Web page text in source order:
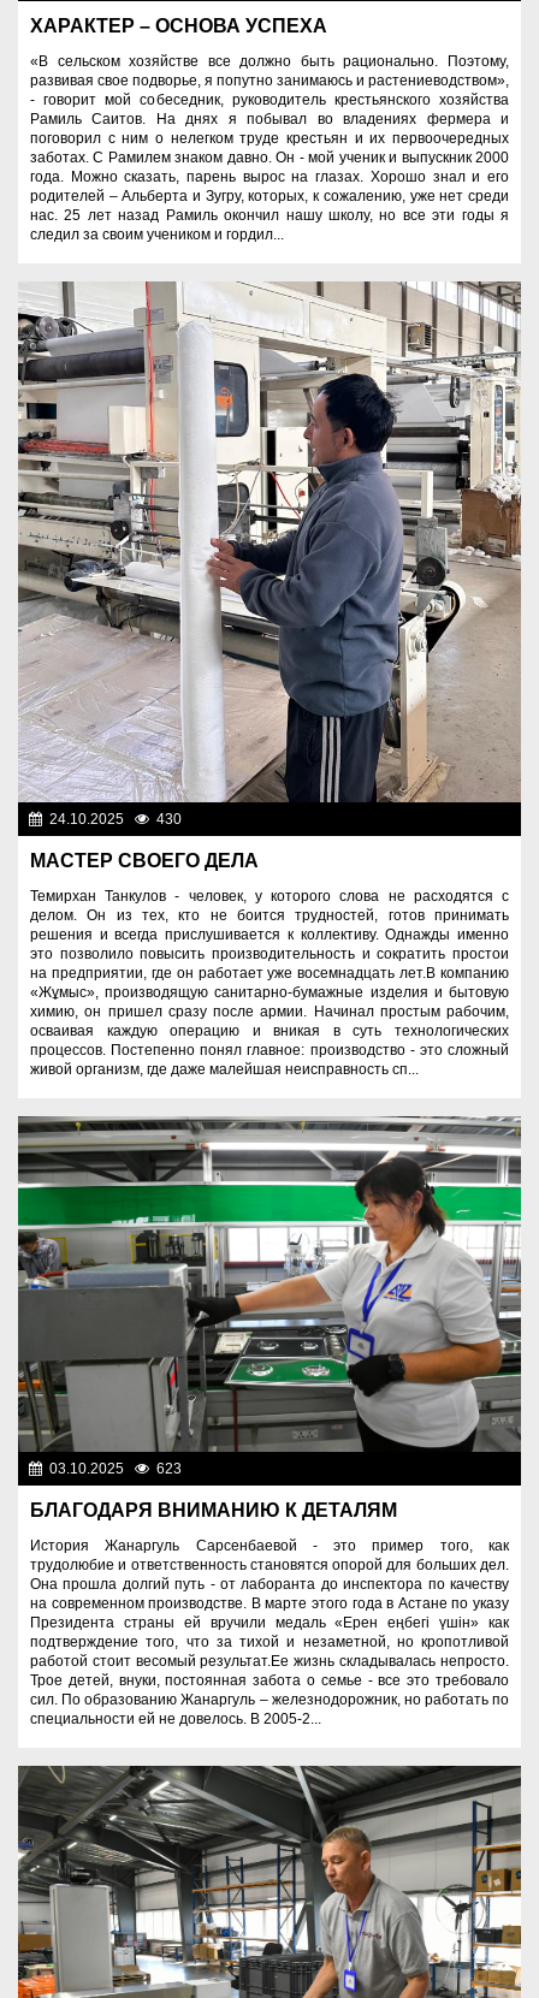
ХАРАКТЕР – ОСНОВА УСПЕХА
«В сельском хозяйстве все должно быть рационально. Поэтому,
развивая свое подворье, я попутно занимаюсь и растениеводством»,
- говорит мой собеседник, руководитель крестьянского хозяйства
Рамиль Саитов. На днях я побывал во владениях фермера и
поговорил с ним о нелегком труде крестьян и их первоочередных
заботах. С Рамилем знаком давно. Он - мой ученик и выпускник 2000
года. Можно сказать, парень вырос на глазах. Хорошо знал и его
родителей – Альберта и Зугру, которых, к сожалению, уже нет среди
нас. 25 лет назад Рамиль окончил нашу школу, но все эти годы я
следил за своим учеником и гордил...
24.10.2025 430
МАСТЕР СВОЕГО ДЕЛА
Темирхан Танкулов - человек, у которого слова не расходятся с
делом. Он из тех, кто не боится трудностей, готов принимать
решения и всегда прислушивается к коллективу. Однажды именно
это позволило повысить производительность и сократить простои
на предприятии, где он работает уже восемнадцать лет.В компанию
«Жұмыс», производящую санитарно-бумажные изделия и бытовую
химию, он пришел сразу после армии. Начинал простым рабочим,
осваивая каждую операцию и вникая в суть технологических
процессов. Постепенно понял главное: производство - это сложный
живой организм, где даже малейшая неисправность сп...
03.10.2025 623
БЛАГОДАРЯ ВНИМАНИЮ К ДЕТАЛЯМ
История Жанаргуль Сарсенбаевой - это пример того, как
трудолюбие и ответственность становятся опорой для больших дел.
Она прошла долгий путь - от лаборанта до инспектора по качеству
на современном производстве. В марте этого года в Астане по указу
Президента страны ей вручили медаль «Ерен еңбегі үшін» как
подтверждение того, что за тихой и незаметной, но кропотливой
работой стоит весомый результат.Ее жизнь складывалась непросто.
Трое детей, внуки, постоянная забота о семье - все это требовало
сил. По образованию Жанаргуль – железнодорожник, но работать по
специальности ей не довелось. В 2005-2...